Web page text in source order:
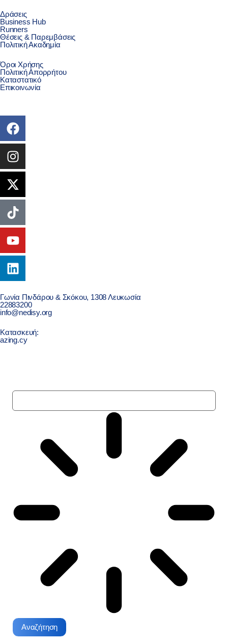
Δράσεις
Business Hub
Runners
Θέσεις & Παρεμβάσεις
Πολιτική Ακαδημία
Όροι Χρήσης
Πολιτική Απορρήτου
Καταστατικό
Επικοινωνία
Γωνία Πινδάρου & Σκόκου, 1308 Λευκωσία
22883200
info@nedisy.org
Κατασκευή:
azing.cy
Αναζήτηση